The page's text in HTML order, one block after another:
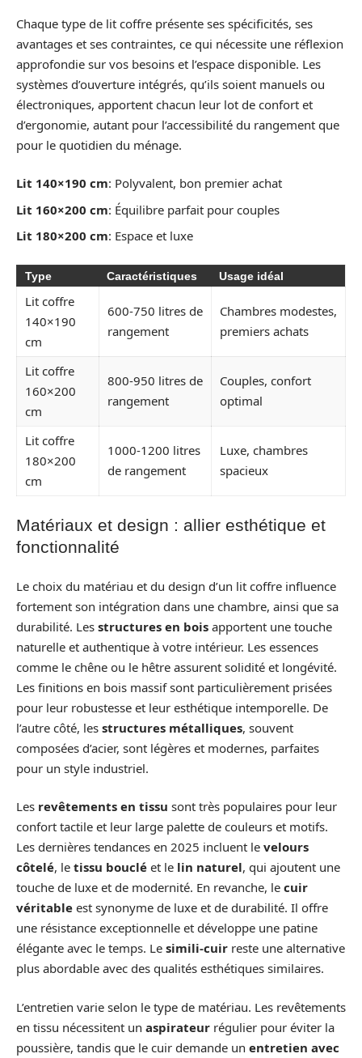
Chaque type de lit coffre présente ses spécificités, ses
avantages et ses contraintes, ce qui nécessite une réflexion
approfondie sur vos besoins et l’espace disponible. Les
systèmes d’ouverture intégrés, qu’ils soient manuels ou
électroniques, apportent chacun leur lot de confort et
d’ergonomie, autant pour l’accessibilité du rangement que
pour le quotidien du ménage.
Lit 140×190 cm: Polyvalent, bon premier achat
Lit 160×200 cm: Équilibre parfait pour couples
Lit 180×200 cm: Espace et luxe
Type Caractéristiques Usage idéal
Lit coffre
140×190
cm
600-750 litres de
rangement
Chambres modestes,
premiers achats
Lit coffre
160×200
cm
800-950 litres de
rangement
Couples, confort
optimal
Lit coffre
180×200
cm
1000-1200 litres
de rangement
Luxe, chambres
spacieux
Matériaux et design : allier esthétique et
fonctionnalité
Le choix du matériau et du design d’un lit coffre influence
fortement son intégration dans une chambre, ainsi que sa
durabilité. Les structures en bois apportent une touche
naturelle et authentique à votre intérieur. Les essences
comme le chêne ou le hêtre assurent solidité et longévité.
Les finitions en bois massif sont particulièrement prisées
pour leur robustesse et leur esthétique intemporelle. De
l’autre côté, les structures métalliques, souvent
composées d’acier, sont légères et modernes, parfaites
pour un style industriel.
Les revêtements en tissu sont très populaires pour leur
confort tactile et leur large palette de couleurs et motifs.
Les dernières tendances en 2025 incluent le velours
côtelé, le tissu bouclé et le lin naturel, qui ajoutent une
touche de luxe et de modernité. En revanche, le cuir
véritable est synonyme de luxe et de durabilité. Il offre
une résistance exceptionnelle et développe une patine
élégante avec le temps. Le simili-cuir reste une alternative
plus abordable avec des qualités esthétiques similaires.
L’entretien varie selon le type de matériau. Les revêtements
en tissu nécessitent un aspirateur régulier pour éviter la
poussière, tandis que le cuir demande un entretien avec